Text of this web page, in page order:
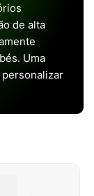
de alta
Uma